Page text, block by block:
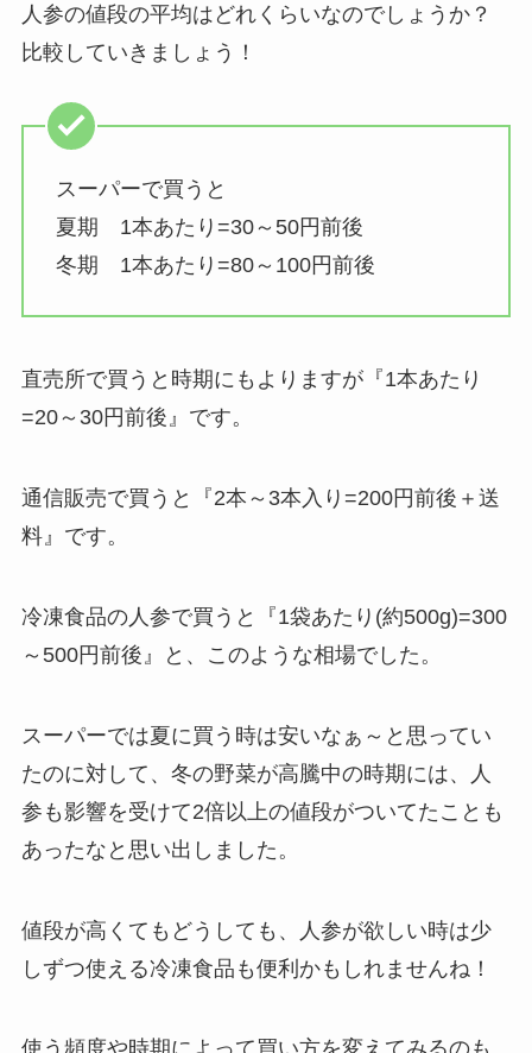
人参の値段の平均はどれくらいなのでしょうか？
比較していきましょう！
スーパーで買うと
夏期 1本あたり=30～50円前後
冬期 1本あたり=80～100円前後
直売所で買うと時期にもよりますが『1本あたり
=20～30円前後』です。
通信販売で買うと『2本～3本入り=200円前後＋送
料』です。
冷凍食品の人参で買うと『1袋あたり(約500g)=300
～500円前後』と、このような相場でした。
スーパーでは夏に買う時は安いなぁ～と思ってい
たのに対して、冬の野菜が高騰中の時期には、人
参も影響を受けて2倍以上の値段がついてたことも
あったなと思い出しました。
値段が高くてもどうしても、人参が欲しい時は少
しずつ使える冷凍食品も便利かもしれませんね！